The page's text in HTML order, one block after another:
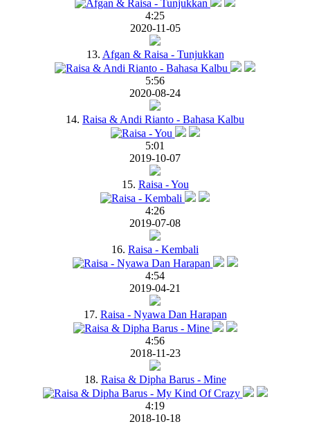
4:25
2020-11-05
13. Afgan & Raisa - Tunjukkan
5:56
2020-08-24
14. Raisa & Andi Rianto - Bahasa Kalbu
5:01
2019-10-07
15. Raisa - You
4:26
2019-07-08
16. Raisa - Kembali
4:54
2019-04-21
17. Raisa - Nyawa Dan Harapan
4:56
2018-11-23
18. Raisa & Dipha Barus - Mine
4:19
2018-10-18